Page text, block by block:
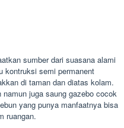
sumber dari suasana alami
kontruksi semi permanent
di taman dan diatas kolam.
juga saung gazebo cocok
yang punya manfaatnya bisa
ruangan.